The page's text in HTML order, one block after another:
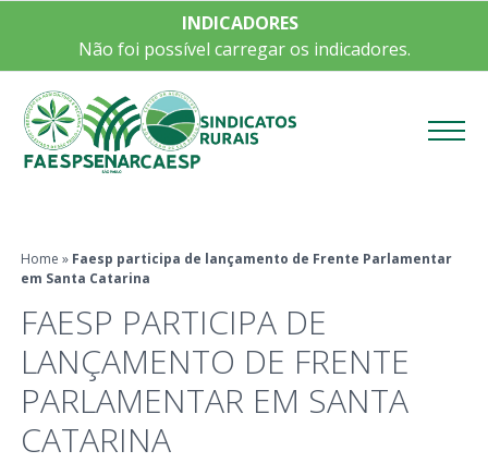
INDICADORES
Não foi possível carregar os indicadores.
Home » Faesp participa de lançamento de Frente Parlamentar
em Santa Catarina
FAESP PARTICIPA DE
LANÇAMENTO DE FRENTE
PARLAMENTAR EM SANTA
CATARINA